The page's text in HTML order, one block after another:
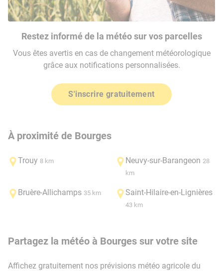
Restez informé de la météo sur vos parcelles
Vous êtes avertis en cas de changement météorologique
grâce aux notifications personnalisées.
S'inscrire gratuitement
À proximité de Bourges
Trouy 8 km Neuvy-sur-Barangeon 28
km
Bruère-Allichamps 35 km Saint-Hilaire-en-Lignières
43 km
Partagez la météo à Bourges sur votre site
Affichez gratuitement nos prévisions météo agricole du